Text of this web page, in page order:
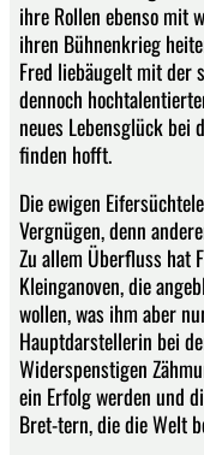
ihre Rollen ebenso mit
ihren Bühnenkrieg
Fred liebäugelt mit der
dennoch
neues Lebensglück bei
finden hofft.
Die ewigen
Vergnügen, denn
Zu allem Überfluss hat
Kleinganoven, die
wollen, was ihm aber
Hauptdarstellerin bei
Widerspenstigen
ein Erfolg werden und
Bret-tern, die die Welt